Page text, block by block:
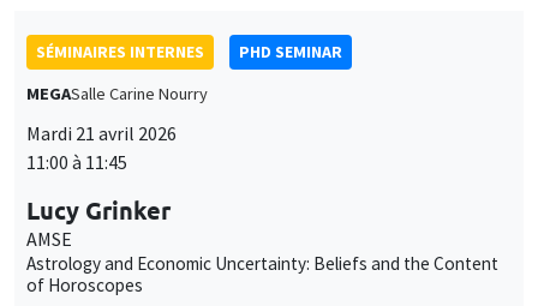
SÉMINAIRES INTERNES
PHD SEMINAR
MEGASalle Carine Nourry
Mardi 21 avril 2026
11:00 à 11:45
Lucy Grinker
AMSE
Astrology and Economic Uncertainty: Beliefs and the Content
of Horoscopes